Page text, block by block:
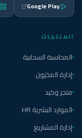
Google Play
المنتجات
المحاسبة السحابية
إدارة المخزون
متجر وكيد
الموارد البشرية HR
إدارة المشاريع